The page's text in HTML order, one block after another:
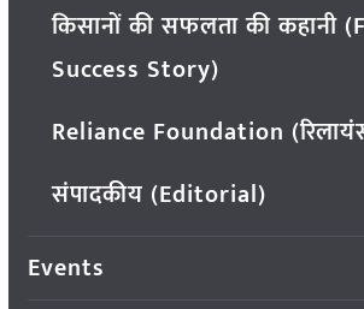
किसानों की सफलता की कहानी
Success Story)
Reliance Foundation
संपादकीय (Editorial)
Events